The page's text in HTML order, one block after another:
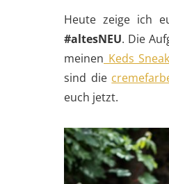
Heute zeige ich
#altesNEU. Die
meinen Keds
sind die
euch jetzt.